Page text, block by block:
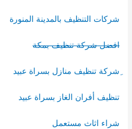
شركات التنظيف بالمدينة المنورة
افضل شركة تنظيف بمكة
ِشركة تنظيف منازل بسراة عبيد
تنظيف أفران الغاز بسراة عبيد
شراء اثاث مستعمل